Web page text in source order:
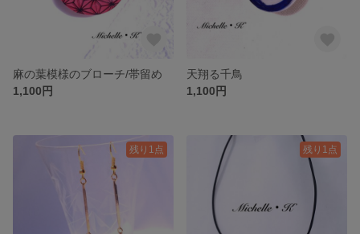
麻の葉模様のブローチ/帯留め
1,100円
天翔る千鳥
1,100円
残り1点 残り1点